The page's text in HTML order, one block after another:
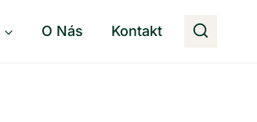
O Nás Kontakt